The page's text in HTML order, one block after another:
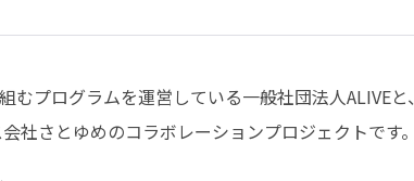
プログラムを運営している一般社団法人ALIVEと、
社さとゆめのコラボレーションプロジェクトです。